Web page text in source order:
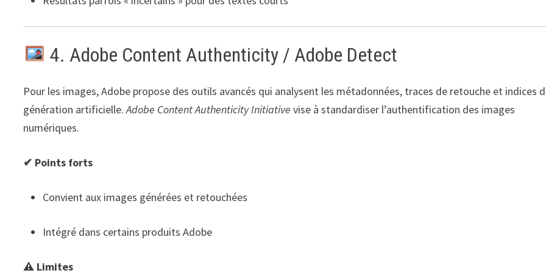
4. Adobe Content Authenticity / Adobe Detect
Pour les images, Adobe propose des outils avancés qui analysent les métadonnées, traces de retouche et indices
génération artificielle.Adobe Content Authenticity Initiative vise à standardiser l’authentification des images
numériques.
✔ Points forts
Convient aux images générées et retouchées
Intégré dans certains produits Adobe
⚠ Limites